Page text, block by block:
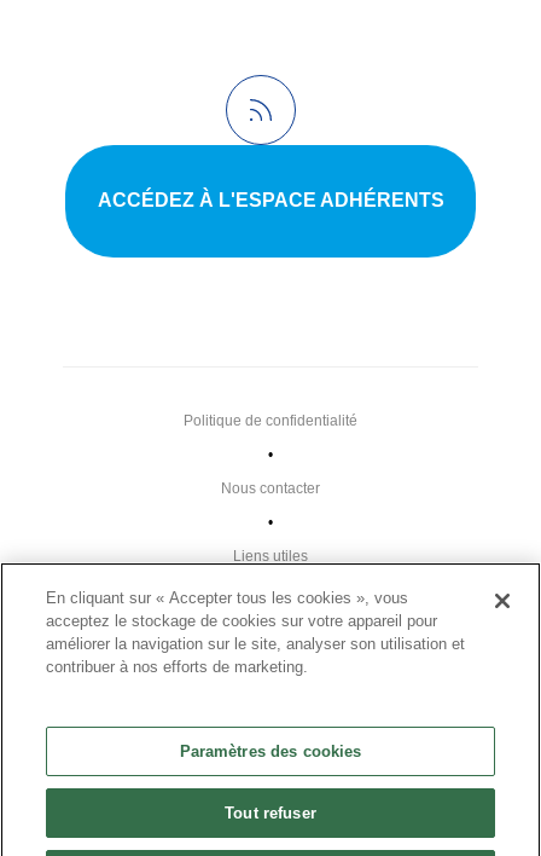
ACCÉDEZ À L'ESPACE ADHÉRENTS
Plan du site
Liens utiles
•
Nous contacter
•
Politique de confidentialité
CGU
•
FAQ
Paramètres des cookies
En cliquant sur « Accepter tous les cookies », vous
acceptez le stockage de cookies sur votre appareil pour
améliorer la navigation sur le site, analyser son utilisation et
contribuer à nos efforts de marketing.
Paramètres des cookies
Tout refuser